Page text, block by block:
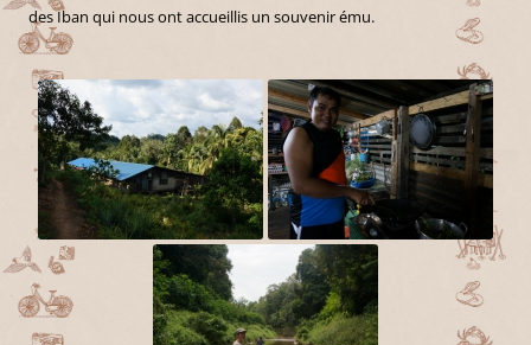
des Iban qui nous ont accueillis un souvenir ému.